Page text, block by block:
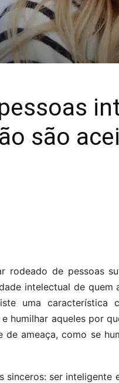
são
rodeado de pessoas
intelectual de
uma característica
humilhar aqueles por
de ameaça, como se
sinceros: ser inteligente